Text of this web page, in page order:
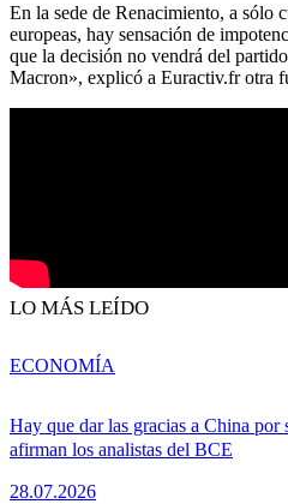
En la sede de Renacimiento, a sólo
europeas, hay sensación de
que la decisión no vendrá del
Macron», explicó a Euractiv.fr otra
Última
Imprimir
LO MÁS LEÍDO
Hay que dar las gracias a China
afirman los analistas del BCE
28.07.2026
ECONOMÍA